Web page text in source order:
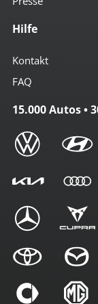
Hilfe
Kontakt
FAQ
15.000 Autos •